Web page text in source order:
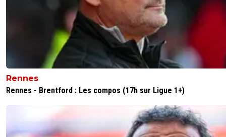
Rennes
Rennes - Brentford : Les compos (17h sur Ligue 1+)